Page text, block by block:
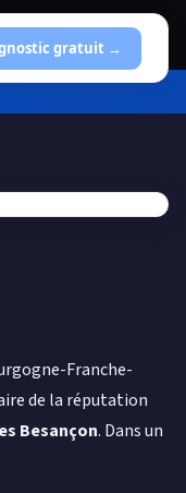
gratuit →
Franche-
de la réputation
Besançon. Dans un